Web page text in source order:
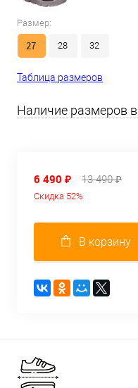
Размер:
27 28 32
Таблица размеров
Наличие размеров
6 490 ₽ 13 490 ₽
Скидка 52%
В корзину